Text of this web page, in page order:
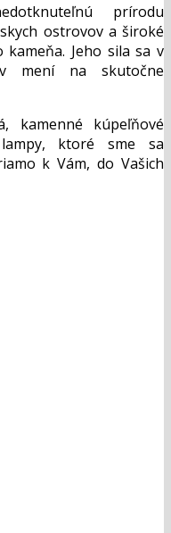
prírodu
ostrovov a široké
Jeho sila sa v
mení na skutočne
kamenné kúpeľňové
ktoré sme sa
k Vám, do Vašich